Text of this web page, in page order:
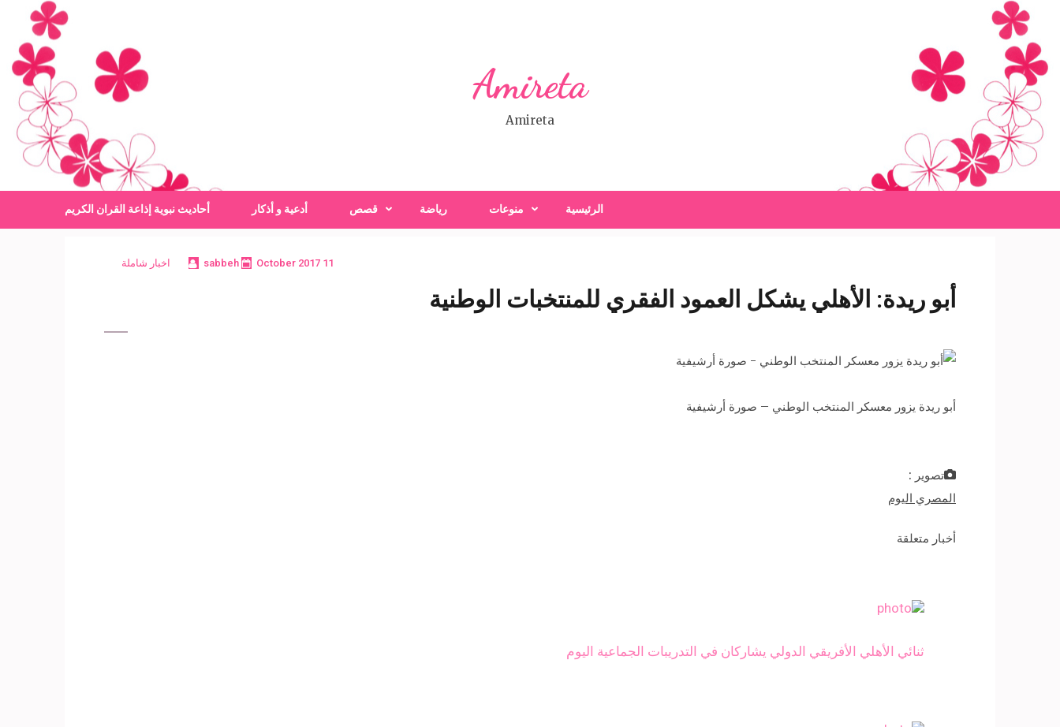
content
(Press
Enter)
Amireta
Amireta
الرئيسية منوعات رياضة قصص أدعية و أذكار أحاديث نبوية إذاعة القران الكريم
11 October 2017
sabbeh اخبار شاملة
أبو ريدة: الأهلي يشكل العمود الفقري للمنتخبات الوطنية
أبو ريدة يزور معسكر المنتخب الوطني – صورة أرشيفية
تصوير :
المصري اليوم
أخبار متعلقة
ثنائي الأهلي الأفريقي الدولي يشاركان في التدريبات الجماعية اليوم